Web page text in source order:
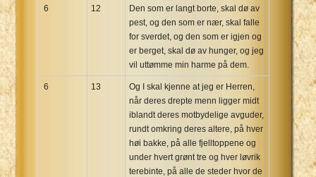
6 12
Den som er langt borte, skal dø av
pest, og den som er nær, skal falle
for sverdet, og den som er igjen og
er berget, skal dø av hunger, og jeg
vil uttømme min harme på dem.
6 13
Og I skal kjenne at jeg er Herren,
når deres drepte menn ligger midt
iblandt deres motbydelige avguder,
rundt omkring deres altere, på hver
høi bakke, på alle fjelltoppene og
under hvert grønt tre og hver løvrik
terebinte, på alle de steder hvor de